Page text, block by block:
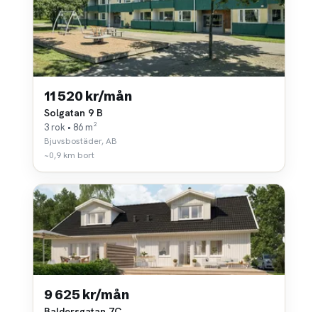
11 520 kr/mån
Solgatan 9 B
3 rok • 86 m²
Bjuvsbostäder, AB
~0,9 km bort
9 625 kr/mån